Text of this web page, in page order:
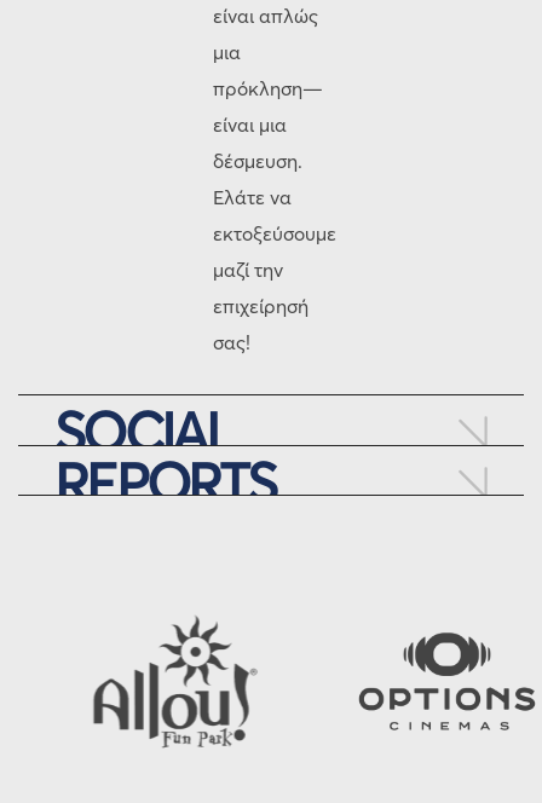
είναι απλώς
μια
πρόκληση—
είναι μια
δέσμευση.
Ελάτε να
εκτοξεύσουμε
μαζί την
επιχείρησή
σας!
SOCIAL
REPORTS